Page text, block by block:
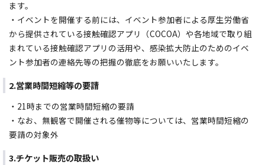
ます。
・イベントを開催する前には、イベント参加者による厚生労働省
から提供されている接触確認アプリ（COCOA）や各地域で取り組
まれている接触確認アプリの活用や、感染拡大防止のためのイベ
ント参加者の連絡先等の把握の徹底をお願いいたします。
2.営業時間短縮等の要請
・21時までの営業時間短縮の要請
・なお、無観客で開催される催物等については、営業時間短縮の
要請の対象外
3.チケット販売の取扱い